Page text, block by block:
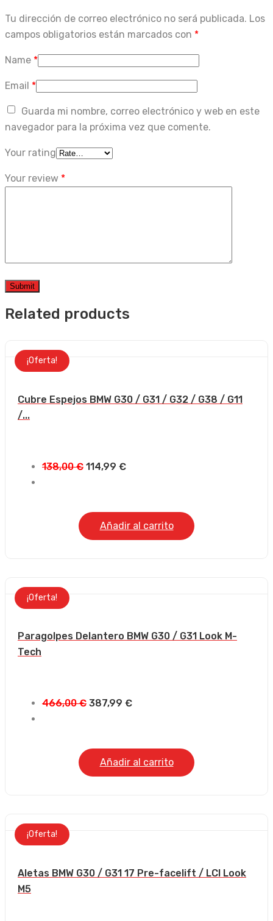
Tu dirección de correo electrónico no será publicada. Los
campos obligatorios están marcados con *
Name *
Email *
Guarda mi nombre, correo electrónico y web en este
navegador para la próxima vez que comente.
Your rating
Your review *
Related products
¡Oferta!
Cubre Espejos BMW G30 / G31 / G32 / G38 / G11
/...
138,00€ El
era:
138,00 €.
114,99 €El
es:
114,99 €.
Añadir al carrito
¡Oferta!
Paragolpes Delantero BMW G30 / G31 Look M-
Tech
466,00€ El
era:
466,00 €.
387,99 €El
es:
387,99 €.
Añadir al carrito
¡Oferta!
Aletas BMW G30 / G31 17 Pre-facelift / LCI Look
M5